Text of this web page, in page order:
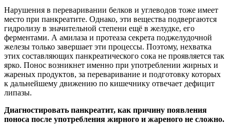
Нарушения в переваривании белков и углеводов тоже имеет
место при панкреатите. Однако, эти вещества подвергаются
гидролизу в значительной степени ещё в желудке, его
ферментами. А амилаза и протеаза секрета поджелудочной
железы только завершает эти процессы. Поэтому, нехватка
этих составляющих панкреатического сока не проявляется так
ярко. Понос возникнет именно при употреблении жирных и
жареных продуктов, за переваривание и подготовку которых
к дальнейшему движению по кишечнику отвечает дефицит
липазы.
Диагностировать панкреатит, как причину появления
поноса после употребления жирного и жареного не сложно.